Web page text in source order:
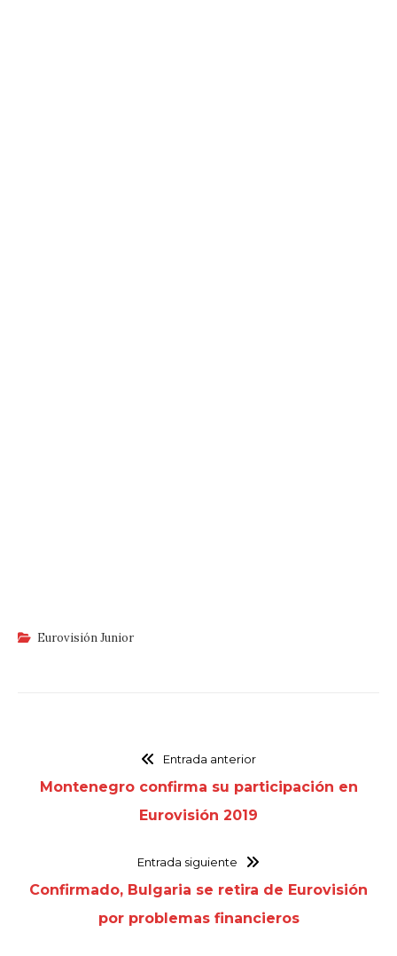
Eurovisión Junior
Entrada anterior
Montenegro confirma su participación en
Eurovisión 2019
Entrada siguiente
Confirmado, Bulgaria se retira de Eurovisión
por problemas financieros